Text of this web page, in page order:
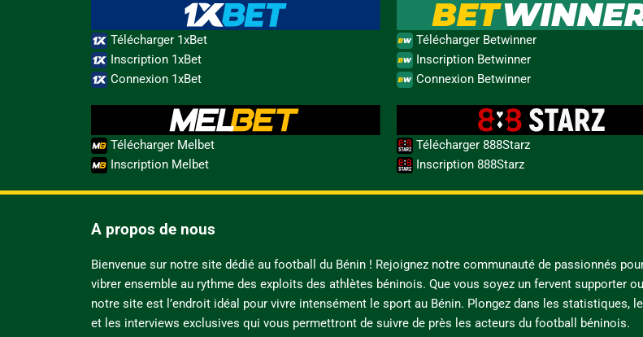
Télécharger 1xBet
Inscription 1xBet
Connexion 1xBet
Télécharger Betwinner
Inscription Betwinner
Connexion Betwinner
Télécharger Melbet
Inscription Melbet
Télécharger 888Starz
Inscription 888Starz
A propos de nous
Bienvenue sur notre site dédié au football du Bénin ! Rejoignez notre communauté de passionnés
vibrer ensemble au rythme des exploits des athlètes béninois. Que vous soyez un fervent supporter
notre site est l’endroit idéal pour vivre intensément le sport au Bénin. Plongez dans les statistiques,
et les interviews exclusives qui vous permettront de suivre de près les acteurs du football béninois.